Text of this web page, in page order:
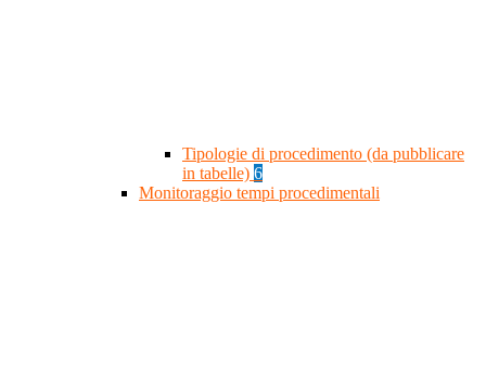
Tipologie di procedimento (da pubblicare
in tabelle) 6
Monitoraggio tempi procedimentali